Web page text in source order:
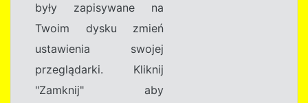
były zapisywane na
Twoim dysku zmień
ustawienia swojej
przeglądarki. Kliknij
"Zamknij" aby